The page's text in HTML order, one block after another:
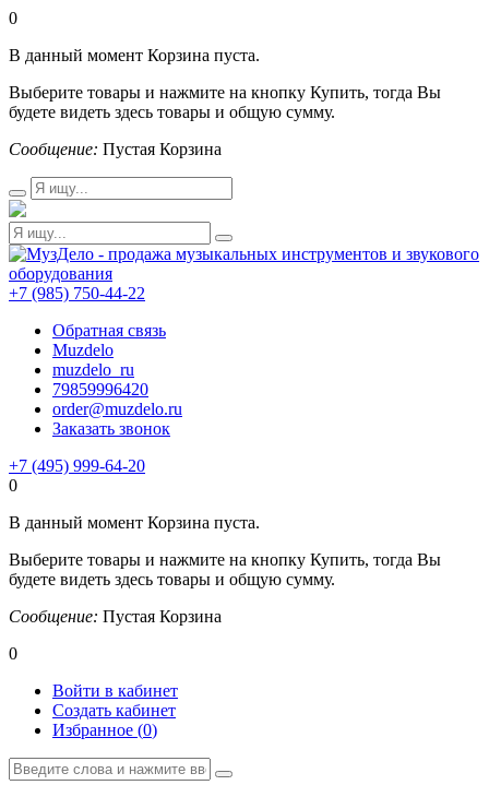
0
В данный момент Корзина пуста.
Выберите товары и нажмите на кнопку Купить, тогда Вы
будете видеть здесь товары и общую сумму.
Сообщение: Пустая Корзина
+7 (985) 750-44-22
Обратная связь
Muzdelo
muzdelo_ru
79859996420
order@muzdelo.ru
Заказать звонок
+7 (495) 999-64-20
0
В данный момент Корзина пуста.
Выберите товары и нажмите на кнопку Купить, тогда Вы
будете видеть здесь товары и общую сумму.
Сообщение: Пустая Корзина
0
Войти в кабинет
Создать кабинет
Избранное (0)